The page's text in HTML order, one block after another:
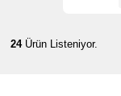
24Ürün Listeniyor.